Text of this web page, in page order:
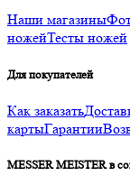
Наши магазины
ножейТесты ножей
Для покупателей
Как заказать
картыГарантии
MESSER MEISTER в